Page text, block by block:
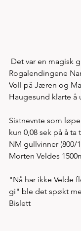
Rogalendingene
Voll på Jæren og
Haugesund klarte å
Sistnevnte som
kun 0,08 sek på å
NM gullvinner (800/
Morten Veldes
"Nå har ikke Velde
gi" ble det spøkt
Bislett